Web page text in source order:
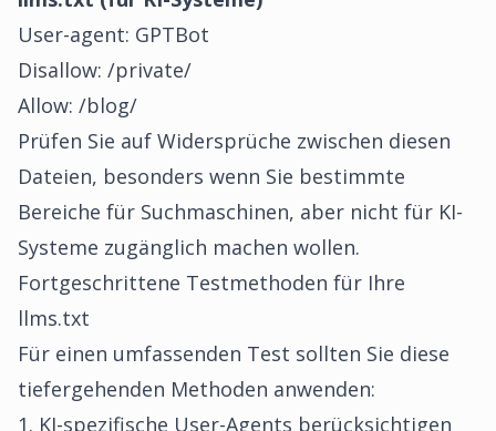
User-agent: GPTBot
Disallow: /private/
Allow: /blog/
Prüfen Sie auf Widersprüche zwischen diesen
Dateien, besonders wenn Sie bestimmte
Bereiche für Suchmaschinen, aber nicht für KI-
Systeme zugänglich machen wollen.
Fortgeschrittene Testmethoden für Ihre
llms.txt
Für einen umfassenden Test sollten Sie diese
tiefergehenden Methoden anwenden:
1. KI-spezifische User-Agents berücksichtigen